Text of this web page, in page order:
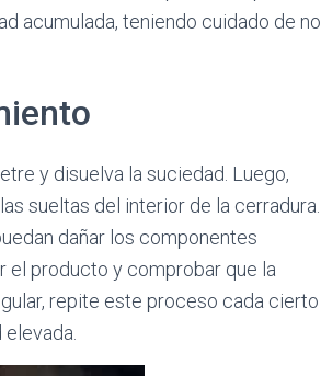
acumulada, teniendo cuidado de no
y disuelva la suciedad. Luego,
sueltas del interior de la cerradura.
dañar los componentes
el producto y comprobar que la
repite este proceso cada cierto